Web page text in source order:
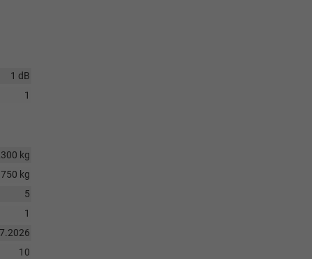
1 dB
1
kg
750 kg
5
1
10